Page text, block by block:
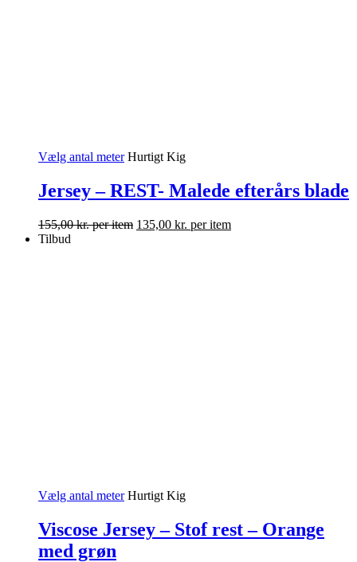
Vælg antal meter Hurtigt Kig
Jersey – REST- Malede efterårs blade
155,00kr.per item 135,00 kr. per item
Tilbud
Vælg antal meter Hurtigt Kig
Viscose Jersey – Stof rest – Orange
med grøn